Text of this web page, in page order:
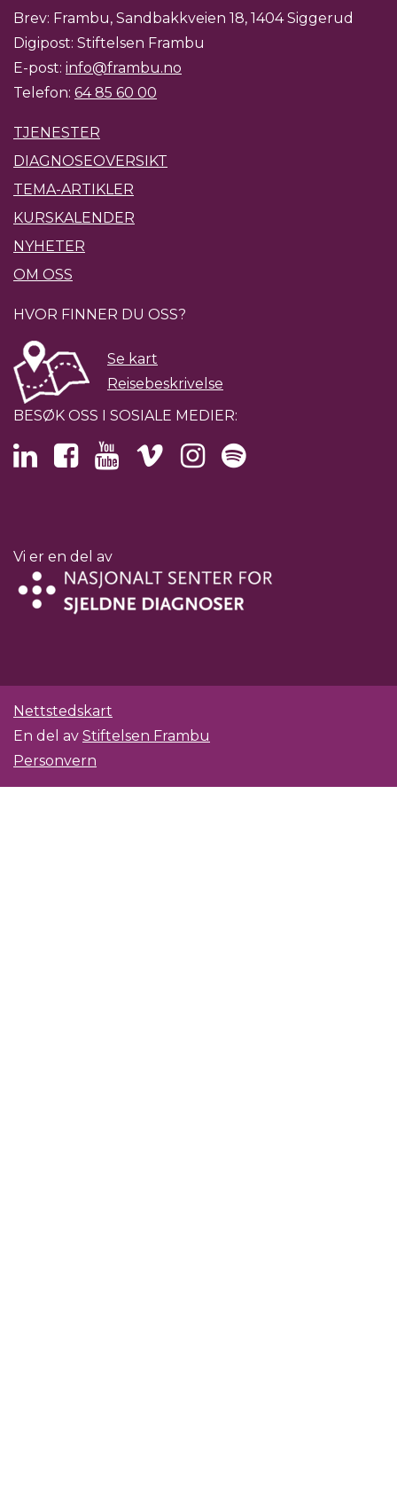
Brev: Frambu, Sandbakkveien 18, 1404 Siggerud
Digipost: Stiftelsen Frambu
E-post: info@frambu.no
Telefon: 64 85 60 00
TJENESTER
DIAGNOSEOVERSIKT
TEMA-ARTIKLER
KURSKALENDER
NYHETER
OM OSS
HVOR FINNER DU OSS?
Se kart
Reisebeskrivelse
BESØK OSS I SOSIALE MEDIER:
Vi er en del av
Nettstedskart
En del av Stiftelsen Frambu
Personvern